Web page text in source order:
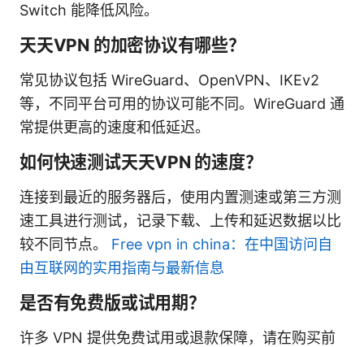
Switch 能降低风险。
天天VPN 的加密协议有哪些？
常见协议包括 WireGuard、OpenVPN、IKEv2
等，不同平台可用的协议可能不同。WireGuard 通
常提供更高的速度和低延迟。
如何快速测试天天VPN 的速度？
连接到最近的服务器后，使用内置测速或第三方测
速工具进行测试，记录下载、上传和延迟数据以比
较不同节点。 Free vpn in china：在中国访问自
由互联网的实用指南与最新信息
是否有免费版或试用期？
许多 VPN 提供免费试用或退款保障，请在购买前